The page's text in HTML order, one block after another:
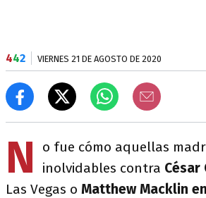
442 VIERNES 21 DE AGOSTO DE 2020
N
o fue cómo aquellas
inolvidables contra César
Las Vegas o Matthew Macklin